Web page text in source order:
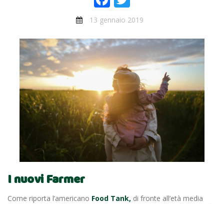
13 gennaio 2019
I nuovi Farmer
Come riporta l’americano Food Tank, di fronte all’età media